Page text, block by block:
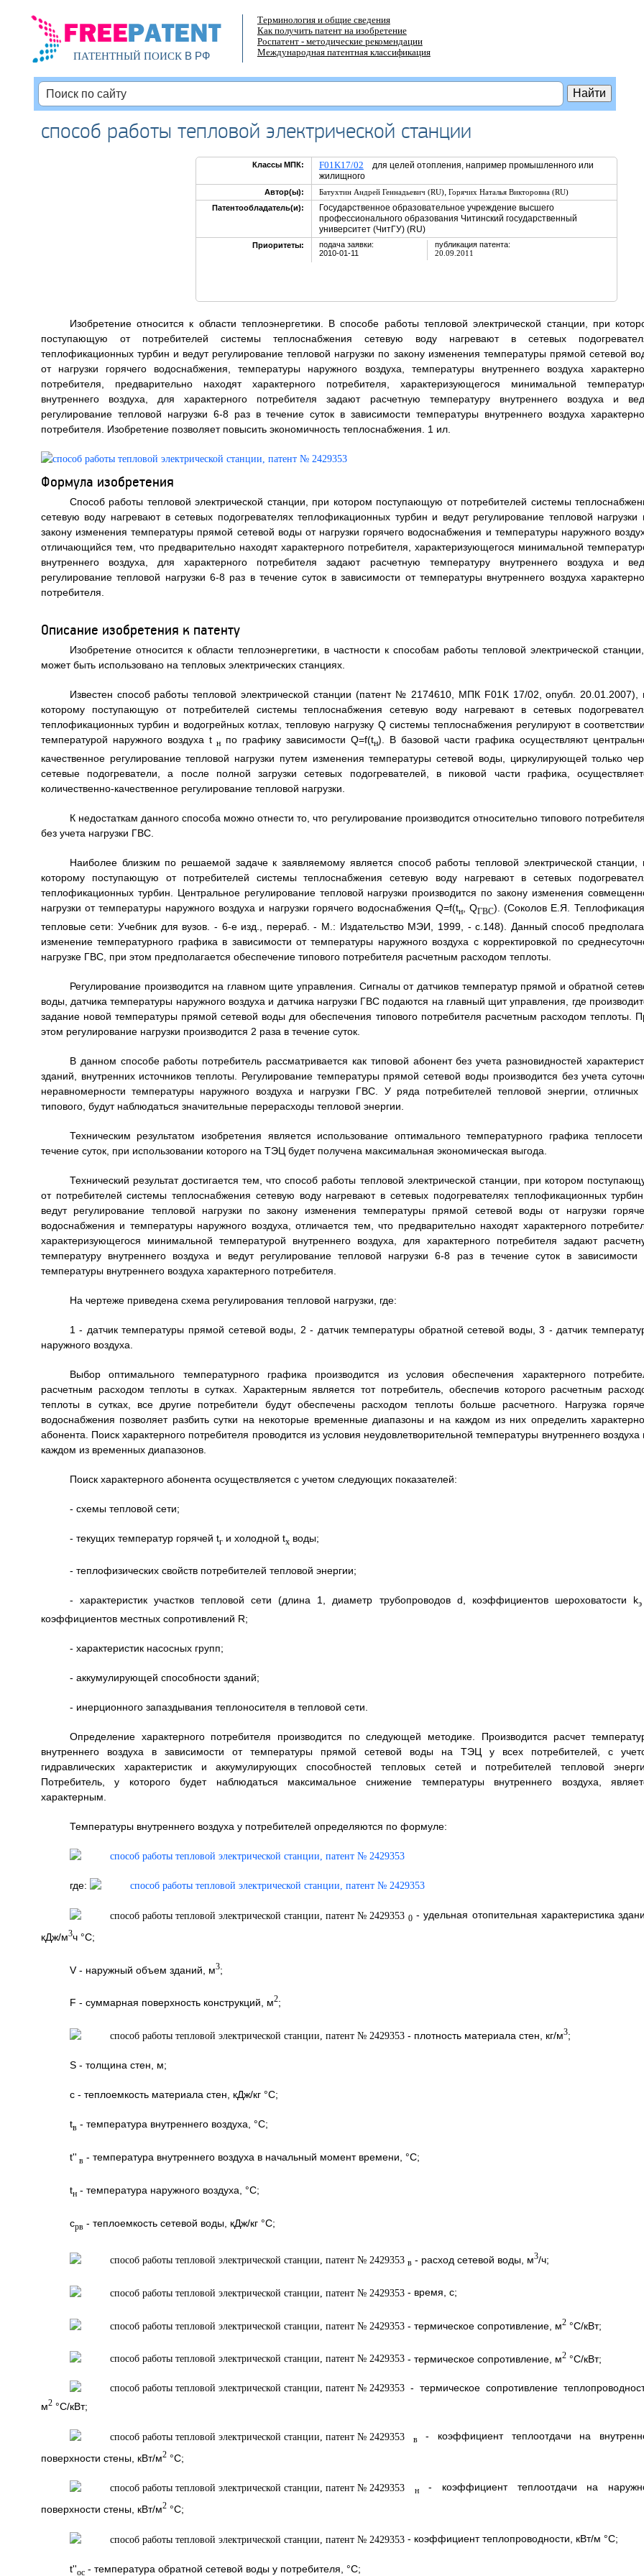
ПАТЕНТНЫЙ ПОИСКВ РФ
Терминология и общие сведения
Как получить патент на изобретение
Роспатент - методические рекомендации
Международная патентная классификация
способ работы тепловой электрической станции
Классы МПК: F01K17/02 для целей отопления, например промышленного или
жилищного
Автор(ы): Батухтин Андрей Геннадьевич (RU), Горячих Наталья Викторовна (RU)
Патентообладатель(и):
Государственное образовательное учреждение высшего
профессионального образования Читинский государственный
университет (ЧитГУ) (RU)
Приоритеты:
подача заявки:
2010-01-11
публикация патента:
20.09.2011
Изобретение относится к области теплоэнергетики. В способе работы тепловой электрической станции, при
поступающую от потребителей системы теплоснабжения сетевую воду нагревают в сетевых
теплофикационных турбин и ведут регулирование тепловой нагрузки по закону изменения температуры прямой сетевой
от нагрузки горячего водоснабжения, температуры наружного воздуха, температуры внутреннего воздуха
потребителя, предварительно находят характерного потребителя, характеризующегося минимальной
внутреннего воздуха, для характерного потребителя задают расчетную температуру внутреннего воздуха и
регулирование тепловой нагрузки 6-8 раз в течение суток в зависимости температуры внутреннего воздуха
потребителя. Изобретение позволяет повысить экономичность теплоснабжения. 1 ил.
Формула изобретения
Способ работы тепловой электрической станции, при котором поступающую от потребителей системы
сетевую воду нагревают в сетевых подогревателях теплофикационных турбин и ведут регулирование тепловой нагрузки
закону изменения температуры прямой сетевой воды от нагрузки горячего водоснабжения и температуры наружного
отличающийся тем, что предварительно находят характерного потребителя, характеризующегося минимальной
внутреннего воздуха, для характерного потребителя задают расчетную температуру внутреннего воздуха и
регулирование тепловой нагрузки 6-8 раз в течение суток в зависимости от температуры внутреннего воздуха
потребителя.
Описание изобретения к патенту
Изобретение относится к области теплоэнергетики, в частности к способам работы тепловой электрической
может быть использовано на тепловых электрических станциях.
Известен способ работы тепловой электрической станции (патент № 2174610, МПК F01K 17/02, опубл. 20.01.2007),
которому поступающую от потребителей системы теплоснабжения сетевую воду нагревают в сетевых
теплофикационных турбин и водогрейных котлах, тепловую нагрузку Q системы теплоснабжения регулируют в
температурой наружного воздуха tнпо графику зависимости Q=f(tн). В базовой части графика осуществляют
качественное регулирование тепловой нагрузки путем изменения температуры сетевой воды, циркулирующей только
сетевые подогреватели, а после полной загрузки сетевых подогревателей, в пиковой части графика,
количественно-качественное регулирование тепловой нагрузки.
К недостаткам данного способа можно отнести то, что регулирование производится относительно типового
без учета нагрузки ГВС.
Наиболее близким по решаемой задаче к заявляемому является способ работы тепловой электрической станции,
которому поступающую от потребителей системы теплоснабжения сетевую воду нагревают в сетевых
теплофикационных турбин. Центральное регулирование тепловой нагрузки производится по закону изменения
нагрузки от температуры наружного воздуха и нагрузки горячего водоснабжения Q=f(tн, QГВС). (Соколов Е.Я.
тепловые сети: Учебник для вузов. - 6-е изд., перераб. - М.: Издательство МЭИ, 1999, - с.148). Данный способ
изменение температурного графика в зависимости от температуры наружного воздуха с корректировкой по
нагрузке ГВС, при этом предполагается обеспечение типового потребителя расчетным расходом теплоты.
Регулирование производится на главном щите управления. Сигналы от датчиков температур прямой и обратной
воды, датчика температуры наружного воздуха и датчика нагрузки ГВС подаются на главный щит управления, где
задание новой температуры прямой сетевой воды для обеспечения типового потребителя расчетным расходом теплоты.
этом регулирование нагрузки производится 2 раза в течение суток.
В данном способе работы потребитель рассматривается как типовой абонент без учета разновидностей
зданий, внутренних источников теплоты. Регулирование температуры прямой сетевой воды производится без учета
неравномерности температуры наружного воздуха и нагрузки ГВС. У ряда потребителей тепловой энергии, отличных
типового, будут наблюдаться значительные перерасходы тепловой энергии.
Техническим результатом изобретения является использование оптимального температурного графика
течение суток, при использовании которого на ТЭЦ будет получена максимальная экономическая выгода.
Технический результат достигается тем, что способ работы тепловой электрической станции, при котором
от потребителей системы теплоснабжения сетевую воду нагревают в сетевых подогревателях теплофикационных
ведут регулирование тепловой нагрузки по закону изменения температуры прямой сетевой воды от нагрузки
водоснабжения и температуры наружного воздуха, отличается тем, что предварительно находят характерного
характеризующегося минимальной температурой внутреннего воздуха, для характерного потребителя задают
температуру внутреннего воздуха и ведут регулирование тепловой нагрузки 6-8 раз в течение суток в зависимости
температуры внутреннего воздуха характерного потребителя.
На чертеже приведена схема регулирования тепловой нагрузки, где:
1 - датчик температуры прямой сетевой воды, 2 - датчик температуры обратной сетевой воды, 3 - датчик
наружного воздуха.
Выбор оптимального температурного графика производится из условия обеспечения характерного
расчетным расходом теплоты в сутках. Характерным является тот потребитель, обеспечив которого расчетным
теплоты в сутках, все другие потребители будут обеспечены расходом теплоты больше расчетного. Нагрузка
водоснабжения позволяет разбить сутки на некоторые временные диапазоны и на каждом из них определить
абонента. Поиск характерного потребителя проводится из условия неудовлетворительной температуры внутреннего воздуха
каждом из временных диапазонов.
Поиск характерного абонента осуществляется с учетом следующих показателей:
- схемы тепловой сети;
- текущих температур горячей tги холодной txводы;
- теплофизических свойств потребителей тепловой энергии;
- характеристик участков тепловой сети (длина 1, диаметр трубопроводов d, коэффициентов шероховатости kэ
коэффициентов местных сопротивлений R;
- характеристик насосных групп;
- аккумулирующей способности зданий;
- инерционного запаздывания теплоносителя в тепловой сети.
Определение характерного потребителя производится по следующей методике. Производится расчет
внутреннего воздуха в зависимости от температуры прямой сетевой воды на ТЭЦ у всех потребителей, с
гидравлических характеристик и аккумулирующих способностей тепловых сетей и потребителей тепловой
Потребитель, у которого будет наблюдаться максимальное снижение температуры внутреннего воздуха,
характерным.
Температуры внутреннего воздуха у потребителей определяются по формуле:
где:
0 - удельная отопительная характеристика
кДж/м3ч °С;
V - наружный объем зданий, м3;
F - суммарная поверхность конструкций, м2;
- плотность материала стен, кг/м3;
S - толщина стен, м;
с - теплоемкость материала стен, кДж/кг °С;
tв - температура внутреннего воздуха, °С;
t'' в - температура внутреннего воздуха в начальный момент времени, °С;
tн- температура наружного воздуха, °С;
cрв - теплоемкость сетевой воды, кДж/кг °С;
в - расход сетевой воды, м3/ч;
- время, с;
- термическое сопротивление, м2°С/кВт;
- термическое сопротивление, м2°С/кВт;
- термическое сопротивление
м2°С/кВт;
в
- коэффициент теплоотдачи на
поверхности стены, кВт/м2°С;
н- коэффициент теплоотдачи на
поверхности стены, кВт/м2°С;
- коэффициент теплопроводности, кВт/м °С;
t''ос- температура обратной сетевой воды у потребителя, °С;